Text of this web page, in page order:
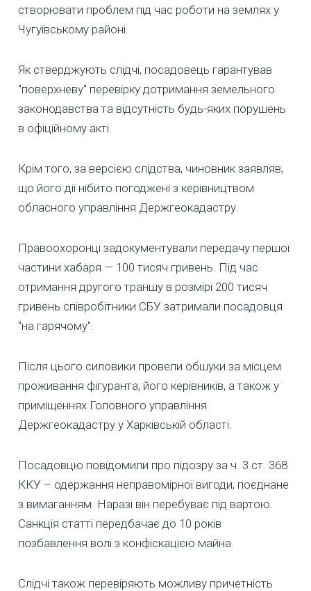
створювати проблем під час роботи на землях у
Чугуївському районі.
Як стверджують слідчі, посадовець гарантував
"поверхневу" перевірку дотримання земельного
законодавства та відсутність будь-яких порушень
в офіційному акті.
Крім того, за версією слідства, чиновник заявляв,
що його дії нібито погоджені з керівництвом
обласного управління Держгеокадастру.
Правоохоронці задокументували передачу першої
частини хабаря — 100 тисяч гривень. Під час
отримання другого траншу в розмірі 200 тисяч
гривень співробітники СБУ затримали посадовця
"на гарячому".
Після цього силовики провели обшуки за місцем
проживання фігуранта, його керівників, а також у
приміщеннях Головного управління
Держгеокадастру у Харківській області.
Посадовцю повідомили про підозру за ч. 3 ст. 368
ККУ – одержання неправомірної вигоди, поєднане
з вимаганням. Наразі він перебуває під вартою.
Санкція статті передбачає до 10 років
позбавлення волі з конфіскацією майна.
Слідчі також перевіряють можливу причетність